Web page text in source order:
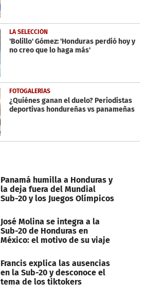
LA SELECCIÓN
'Bolillo' Gómez: 'Honduras perdió hoy y
no creo que lo haga más'
FOTOGALERÍAS
¿Quiénes ganan el duelo? Periodistas
deportivas hondureñas vs panameñas
Panamá humilla a Honduras y
la deja fuera del Mundial
Sub-20 y los Juegos Olímpicos
José Molina se integra a la
Sub-20 de Honduras en
México: el motivo de su viaje
Francis explica las ausencias
en la Sub-20 y desconoce el
tema de los tiktokers